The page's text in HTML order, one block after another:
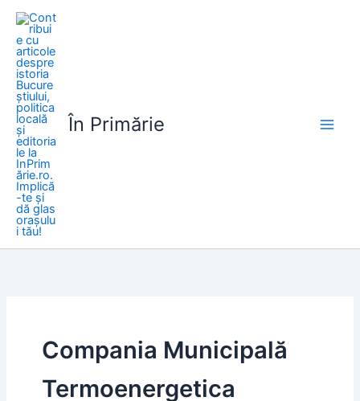
Skip
content
În Primărie
Compania Municipală
Termoenergetica